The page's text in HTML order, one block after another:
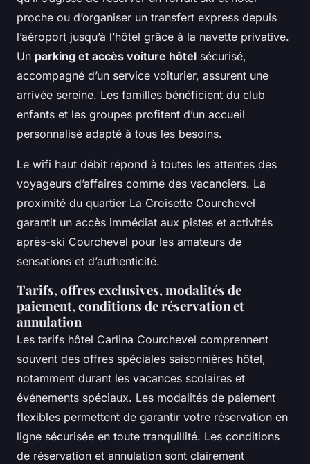
proche ou d’organiser un transfert express depuis
l’aéroport jusqu’à l’hôtel grâce à la navette privative.
Un parking et accès voiture hôtel sécurisé,
accompagné d’un service voiturier, assurent une
arrivée sereine. Les familles bénéficient du club
enfants et les groupes profitent d’un accueil
personnalisé adapté à tous les besoins.
Le wifi haut débit répond à toutes les attentes des
voyageurs d’affaires comme des vacanciers. La
proximité du quartier La Croisette Courchevel
garantit un accès immédiat aux pistes et activités
après-ski Courchevel pour les amateurs de
sensations et d’authenticité.
Tarifs, offres exclusives, modalités de
paiement, conditions de réservation et
annulation
Les tarifs hôtel Carlina Courchevel comprennent
souvent des offres spéciales saisonnières hôtel,
notamment durant les vacances scolaires et
événements spéciaux. Les modalités de paiement
flexibles permettent de garantir votre réservation en
ligne sécurisée en toute tranquillité. Les conditions
de réservation et annulation sont clairement